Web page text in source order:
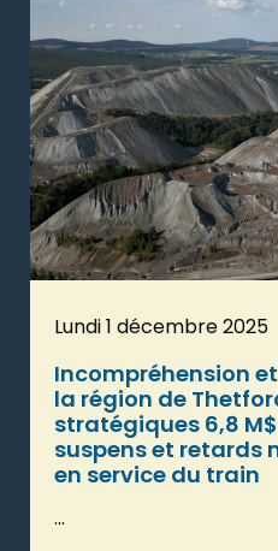
Lundi 1 décembre 2025
Incompréhension
la région de
stratégiques 6,8
suspens et retards
en service du train
...